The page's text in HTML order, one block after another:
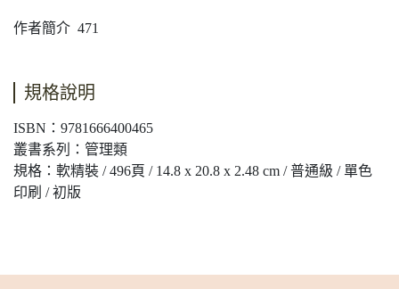
作者簡介 471
規格說明
ISBN：9781666400465
叢書系列：管理類
規格：軟精裝 / 496頁 / 14.8 x 20.8 x 2.48 cm / 普通級 / 單色
印刷 / 初版